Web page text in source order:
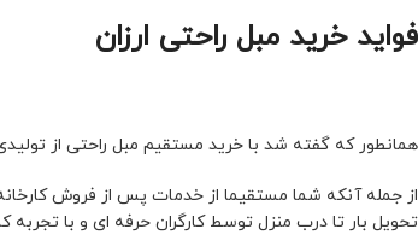
فواید خرید مبل راحتی ارزان
همانطور که گفته شد با خرید مستقیم مبل راحتی از تولیدی
از جمله آنکه شما مستقیما از خدمات پس از فروش
تحویل بار تا درب منزل توسط کارگران حرفه ای و با